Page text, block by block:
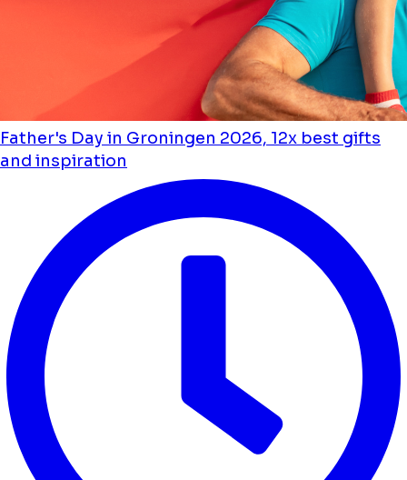
Father's Day in Groningen 2026, 12x best gifts
and inspiration